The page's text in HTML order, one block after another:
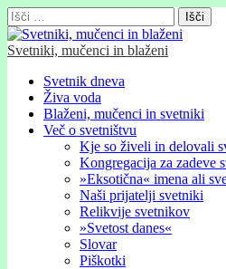
Išči:
Svetniki, mučenci in blaženi
Glavni
meni
Skip
content
Svetnik dneva
Živa voda
Blaženi, mučenci in svetniki
Več o svetništvu
Kje so živeli in delovali
Kongregacija za zadeve
»Eksotična« imena ali
Naši prijatelji svetniki
Relikvije svetnikov
»Svetost danes«
Slovar
Piškotki